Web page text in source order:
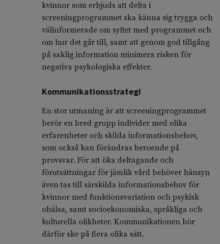
kvinnor som erbjuds att delta i
screeningprogrammet ska känna sig trygga och
välinformerade om syftet med programmet och
om hur det går till, samt att genom god tillgång
på saklig information minimera risken för
negativa psykologiska effekter.
Kommunikationsstrategi
En stor utmaning är att screeningprogrammet
berör en bred grupp individer med olika
erfarenheter och skilda informationsbehov,
som också kan förändras beroende på
provsvar. För att öka deltagande och
förutsättningar för jämlik vård behöver hänsyn
även tas till särskilda informationsbehov för
kvinnor med funktionsvariation och psykisk
ohälsa, samt socioekonomiska, språkliga och
kulturella olikheter. Kommunikationen bör
därför ske på flera olika sätt.